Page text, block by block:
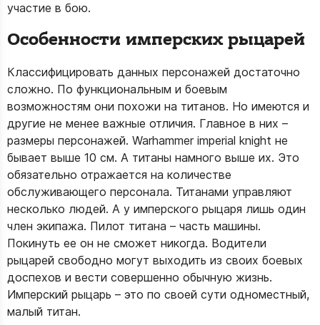
участие в бою.
Особенности имперских рыцарей
Классифицировать данных персонажей достаточно
сложно. По функциональным и боевым
возможностям они похожи на титанов. Но имеются и
другие не менее важные отличия. Главное в них –
размеры персонажей. Warhammer imperial knight не
бывает выше 10 см. А титаны намного выше их. Это
обязательно отражается на количестве
обслуживающего персонала. Титанами управляют
несколько людей. А у имперского рыцаря лишь один
член экипажа. Пилот титана – часть машины.
Покинуть ее он не сможет никогда. Водители
рыцарей свободно могут выходить из своих боевых
доспехов и вести совершенно обычную жизнь.
Имперский рыцарь – это по своей сути одноместный,
малый титан.